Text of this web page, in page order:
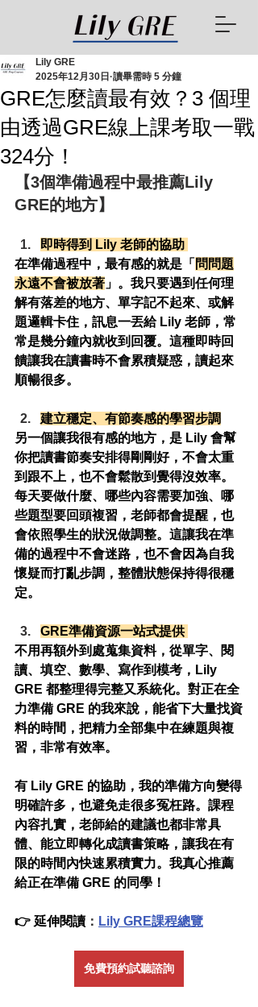
GRE怎麼讀最有效？3 個理
由透過GRE線上課考取一戰
324分！
Lily GRE
2025年12月30日 讀畢需時 5 分鐘
【3個準備過程中最推薦Lily
GRE的地方】
即時得到 Lily 老師的協助
在準備過程中，最有感的就是「 問問題
永遠不會被放著 」。我只要遇到任何理
解有落差的地方、單字記不起來、或解
題邏輯卡住，訊息一丟給 Lily 老師，常
常是幾分鐘內就收到回覆。這種即時回
饋讓我在讀書時不會累積疑惑，讀起來
順暢很多。
建立穩定、有節奏感的學習步調
另一個讓我很有感的地方，是 Lily 會幫
你把讀書節奏安排得剛剛好，不會太重
到跟不上，也不會鬆散到覺得沒效率。
每天要做什麼、哪些內容需要加強、哪
些題型要回頭複習，老師都會提醒，也
會依照學生的狀況做調整。這讓我在準
備的過程中不會迷路，也不會因為自我
懷疑而打亂步調，整體狀態保持得很穩
定。
GRE準備資源一站式提供
不用再額外到處蒐集資料，從單字、閱
讀、填空、數學、寫作到模考，Lily
GRE 都整理得完整又系統化。對正在全
力準備 GRE 的我來說，能省下大量找資
料的時間，把精力全部集中在練題與複
習，非常有效率。
有 Lily GRE 的協助，我的準備方向變得
明確許多，也避免走很多冤枉路。課程
內容扎實，老師給的建議也都非常具
體、能立即轉化成讀書策略，讓我在有
限的時間內快速累積實力。我真心推薦
給正在準備 GRE 的同學！
👉 延伸閱讀 ： Lily GRE課程總覽
免費預約試聽諮詢